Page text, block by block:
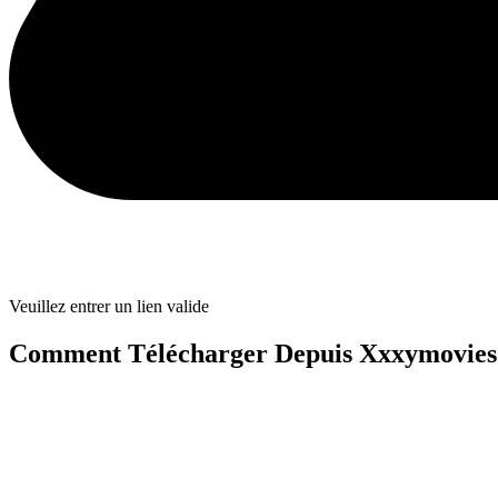
Veuillez entrer un lien valide
Comment Télécharger Depuis